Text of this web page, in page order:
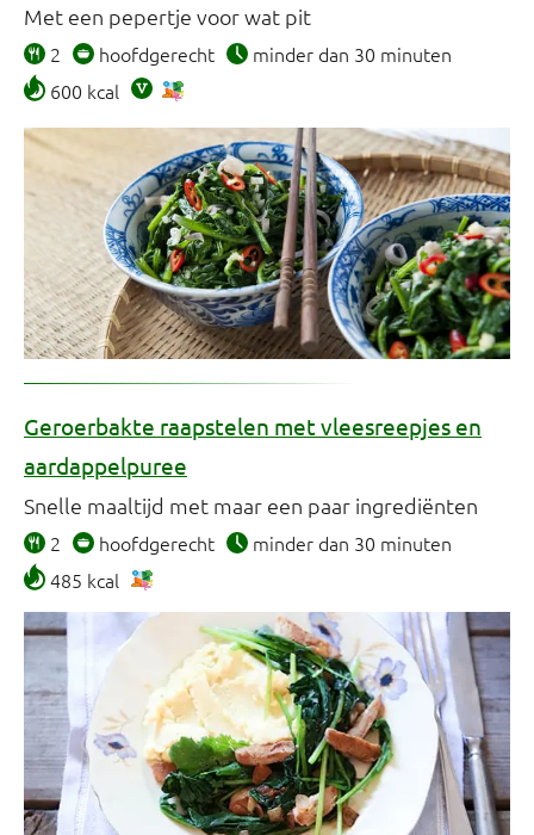
Met een pepertje voor wat pit
2 hoofdgerecht
minder dan 30 minuten
600 kcal
Geroerbakte raapstelen met vleesreepjes en
aardappelpuree
Snelle maaltijd met maar een paar ingrediënten
2 hoofdgerecht
minder dan 30 minuten
485 kcal